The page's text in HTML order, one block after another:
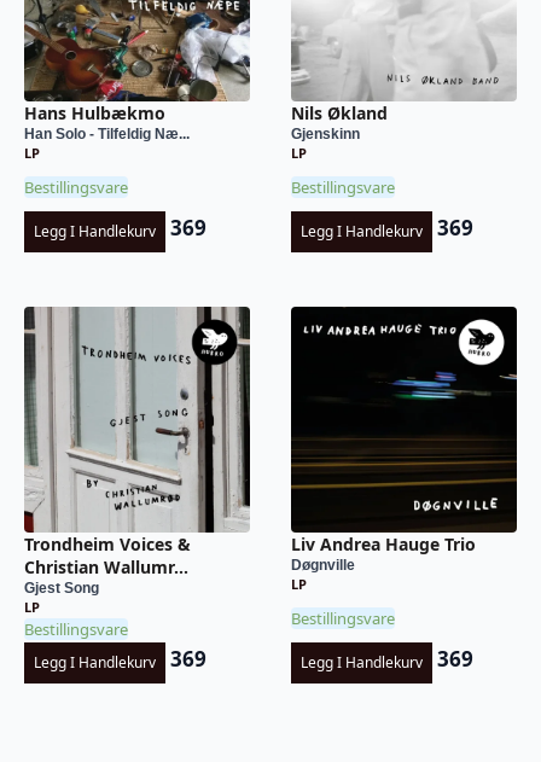
Hans Hulbækmo
Han Solo - Tilfeldig Næ...
LP
Bestillingsvare
Legg I Handlekurv 369
Nils Økland
Gjenskinn
LP
Bestillingsvare
Legg I Handlekurv 369
Trondheim Voices &
Christian Wallumr...
Gjest Song
LP
Bestillingsvare
Legg I Handlekurv 369
Liv Andrea Hauge Trio
Døgnville
LP
Bestillingsvare
Legg I Handlekurv 369